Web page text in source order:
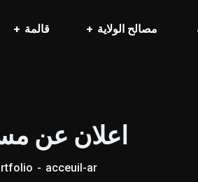
مصالح الولاية قالمة
اعلان عن
acceuil-ar